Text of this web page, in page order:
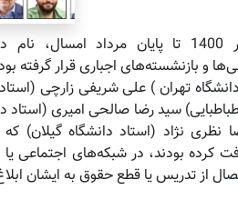
در حالی که از شهریور 1400 تا پایان
و بازنشسته‌های اجباری قرار گرفته
تهران ) علی شریفی زارچی
سید رضا صالحی امیری (استاد
نژاد (استاد دانشگاه گیلان)
کرده بودند، در شبکه‌های اجتماعی
از تدریس یا قطع حقوق به ایشان